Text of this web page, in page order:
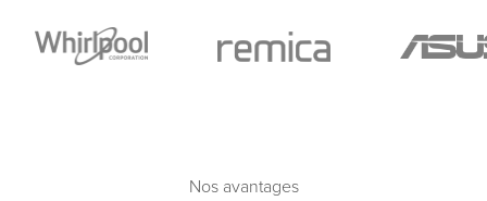
Nos avantages